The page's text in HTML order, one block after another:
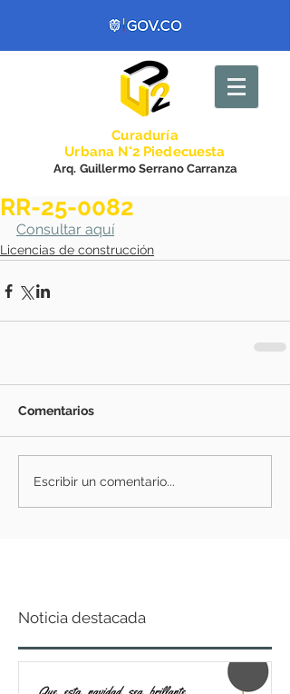
Curaduría
Urbana N°2 Piedecuesta
Arq. Guillermo Serrano Carranza
RR-25-0082
Consultar aquí
Licencias de construcción
Comentarios
Escribir un comentario...
Noticia destacada